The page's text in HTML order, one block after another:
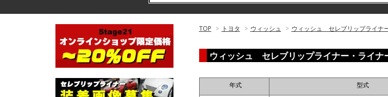
TOP > トヨタ > ウィッシュ > ウィッシュ セレブリップライナ
ウィッシュ セレブリップライナー・ライナ
年式 型式